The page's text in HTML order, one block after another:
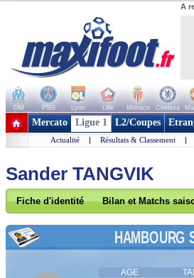
A
OM PSG Lyon Lille Monaco Chelsea
+ de clubs
Mercato Ligue 1 L2/Coupes
Actualité | Résultats & Classement |
Sander TANGVIK
Fiche d'identité Bilan et Matchs
HAMBOURG
AGE